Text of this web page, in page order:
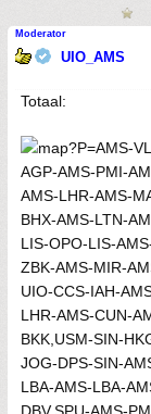
Moderator
UIO_AMS
Totaal: